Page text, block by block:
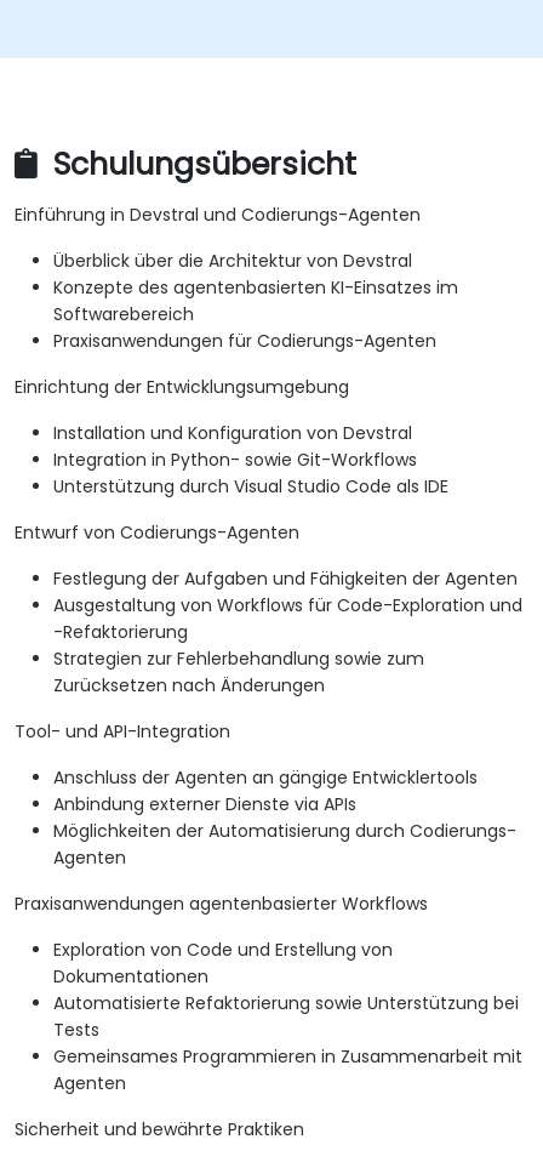
Schulungsübersicht
Einführung in Devstral und Codierungs-Agenten
Überblick über die Architektur von Devstral
Konzepte des agentenbasierten KI-Einsatzes im
Softwarebereich
Praxisanwendungen für Codierungs-Agenten
Einrichtung der Entwicklungsumgebung
Installation und Konfiguration von Devstral
Integration in Python- sowie Git-Workflows
Unterstützung durch Visual Studio Code als IDE
Entwurf von Codierungs-Agenten
Festlegung der Aufgaben und Fähigkeiten der Agenten
Ausgestaltung von Workflows für Code-Exploration und
-Refaktorierung
Strategien zur Fehlerbehandlung sowie zum
Zurücksetzen nach Änderungen
Tool- und API-Integration
Anschluss der Agenten an gängige Entwicklertools
Anbindung externer Dienste via APIs
Möglichkeiten der Automatisierung durch Codierungs-
Agenten
Praxisanwendungen agentenbasierter Workflows
Exploration von Code und Erstellung von
Dokumentationen
Automatisierte Refaktorierung sowie Unterstützung bei
Tests
Gemeinsames Programmieren in Zusammenarbeit mit
Agenten
Sicherheit und bewährte Praktiken